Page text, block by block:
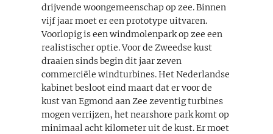
drijvende woongemeenschap op zee. Binnen
vijf jaar moet er een prototype uitvaren.
Voorlopig is een windmolenpark op zee een
realistischer optie. Voor de Zweedse kust
draaien sinds begin dit jaar zeven
commerciële windturbines. Het Nederlandse
kabinet besloot eind maart dat er voor de
kust van Egmond aan Zee zeventig turbines
mogen verrijzen, het nearshore park komt op
minimaal acht kilometer uit de kust. Er moet